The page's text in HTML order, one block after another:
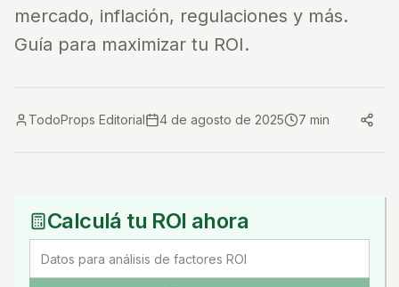
mercado, inflación, regulaciones y más.
Guía para maximizar tu ROI.
TodoProps Editorial 4 de agosto de 2025 7 min
Calculá tu ROI ahora